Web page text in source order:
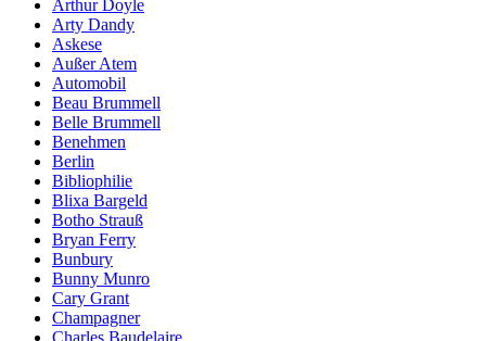
Arthur Doyle
Arty Dandy
Askese
Außer Atem
Automobil
Beau Brummell
Belle Brummell
Benehmen
Berlin
Bibliophilie
Blixa Bargeld
Botho Strauß
Bryan Ferry
Bunbury
Bunny Munro
Cary Grant
Champagner
Charles Baudelaire